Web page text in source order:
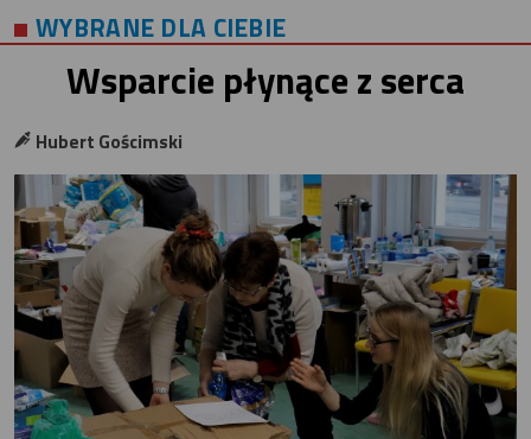
WYBRANE DLA CIEBIE
Wsparcie płynące z serca
Hubert Gościmski